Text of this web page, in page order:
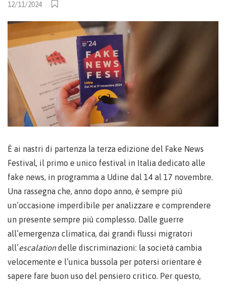
12/11/2024
È ai nastri di partenza la terza edizione del Fake News
Festival, il primo e unico festival in Italia dedicato alle
fake news, in programma a Udine dal 14 al 17 novembre.
Una rassegna che, anno dopo anno, è sempre più
un’occasione imperdibile per analizzare e comprendere
un presente sempre più complesso. Dalle guerre
all’emergenza climatica, dai grandi flussi migratori
all’escalationdelle discriminazioni: la società cambia
velocemente e l’unica bussola per potersi orientare è
sapere fare buon uso del pensiero critico. Per questo,